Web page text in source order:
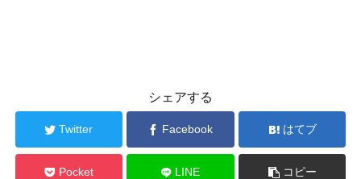
シェアする
Twitter Facebook はてブ
Pocket LINE コピー